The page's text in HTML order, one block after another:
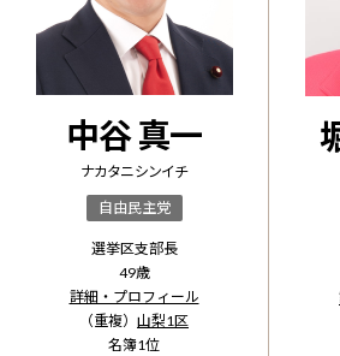
中谷 真一
ナカタニ シンイチ
自由民主党
選挙区支部長
49歳
詳細・プロフィール
（重複） 山梨1区
名簿1位